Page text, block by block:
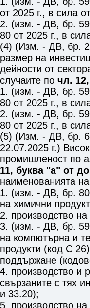
от 2025 г., в сила
2. (изм. - ДВ, бр. 59
80 от 2025 г., в
(4) (Изм. - ДВ, бр.
размер на
дейности от
случаите по чл.
1. (изм. - ДВ, бр. 59
80 от 2025 г., в
2. (изм. - ДВ, бр. 59
80 от 2025 г., в
(5) (Изм. - ДВ, бр.
22.07.2025 г.)
промишленост по
11, буква "а" от
наименованията
1. (изм. - ДВ, бр. 80
на химични
2. производство
3. (изм. - ДВ, бр. 59
на компютърна и
продукти (код C
поддържане
4. производство и
свързаните с тях
и 33.20);
5. производство